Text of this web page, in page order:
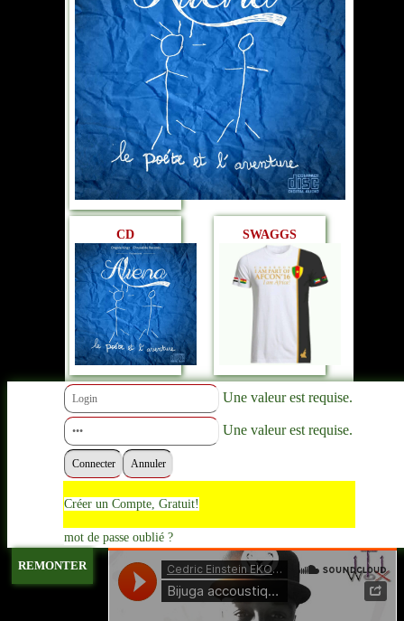
CD SWAGGS
Une valeur est requise.
Une valeur est requise.
Créer un Compte, Gratuit!
mot de passe oublié ?
REMONTER